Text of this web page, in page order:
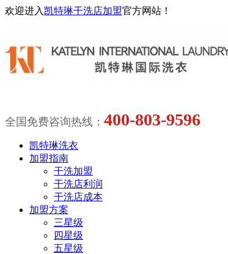
欢迎进入凯特琳干洗店加盟官方网站！
全国免费咨询热线： 400-803-9596
凯特琳洗衣
加盟指南
干洗加盟
干洗店利润
干洗店成本
加盟方案
三星级
四星级
五星级